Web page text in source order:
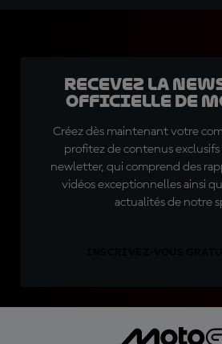
Recevez la
officielle de
Créez dès maintenant votre
profitez de contenus
newletter, qui comprend des
vidéos exceptionnelles ainsi
actualités de notre